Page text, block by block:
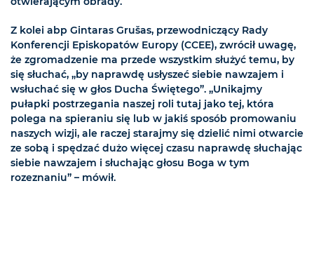
Z kolei abp Gintaras Grušas, przewodniczący Rady
Konferencji Episkopatów Europy (CCEE), zwrócił uwagę,
że zgromadzenie ma przede wszystkim służyć temu, by
się słuchać, „by naprawdę usłyszeć siebie nawzajem i
wsłuchać się w głos Ducha Świętego”. „Unikajmy
pułapki postrzegania naszej roli tutaj jako tej, która
polega na spieraniu się lub w jakiś sposób promowaniu
naszych wizji, ale raczej starajmy się dzielić nimi otwarcie
ze sobą i spędzać dużo więcej czasu naprawdę słuchając
siebie nawzajem i słuchając głosu Boga w tym
rozeznaniu” – mówił.